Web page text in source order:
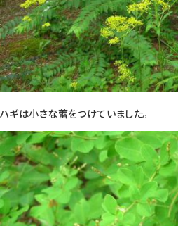
ハギは小さな蕾をつけていました。